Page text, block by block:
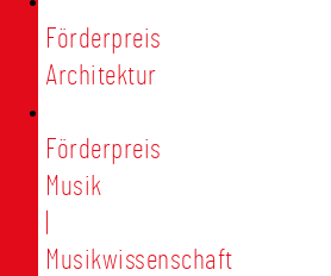
Förderpreis
Architektur
Förderpreis
Musik
Musikwissenschaft